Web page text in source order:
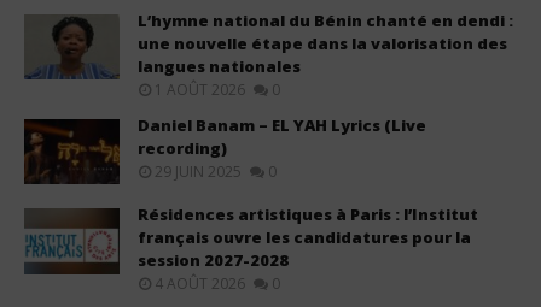
L’hymne national du Bénin chanté en dendi :
une nouvelle étape dans la valorisation des
langues nationales
1 AOÛT 2026 0
Daniel Banam – EL YAH Lyrics (Live
recording)
29 JUIN 2025 0
Résidences artistiques à Paris : l’Institut
français ouvre les candidatures pour la
session 2027-2028
4 AOÛT 2026 0